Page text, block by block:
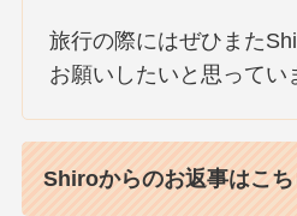
旅行の際にはぜひまた
お願いしたいと思ってい
Shiroからのお返事はこち